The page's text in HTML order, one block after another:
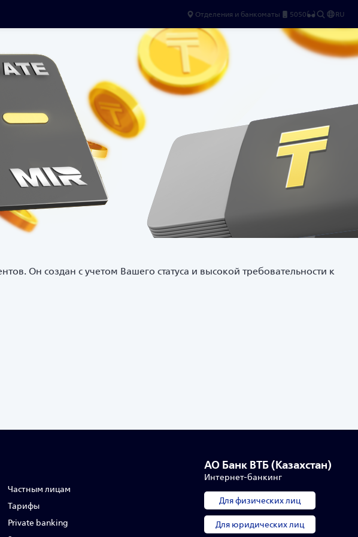
Отделения и банкоматы 5050 RU
Он создан с учетом Вашего статуса и высокой требовательности к
Частным лицам
Тарифы
Private banking
АО Банк ВТБ (Казахстан)
Интернет-банкинг
Для физических лиц
Для юридических лиц